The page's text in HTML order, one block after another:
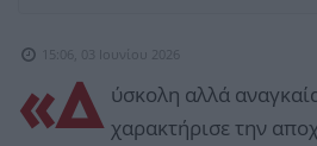
15:06, 03 Ιουνίου 2026
«Δ ύσκολη αλλά
χαρακτήρισε την